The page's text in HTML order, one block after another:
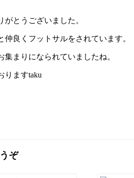
がとうございました。
仲良くフットサルをされています。
集まりになられていましたね。
りますtaku
ぞ